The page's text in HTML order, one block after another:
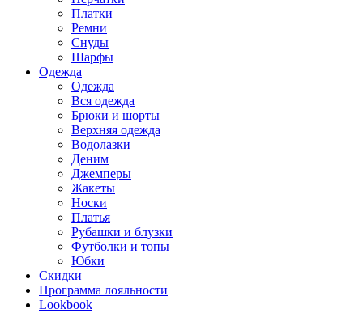
Платки
Ремни
Снуды
Шарфы
Одежда
Одежда
Вся одежда
Брюки и шорты
Верхняя одежда
Водолазки
Деним
Джемперы
Жакеты
Носки
Платья
Рубашки и блузки
Футболки и топы
Юбки
Скидки
Программа лояльности
Lookbook